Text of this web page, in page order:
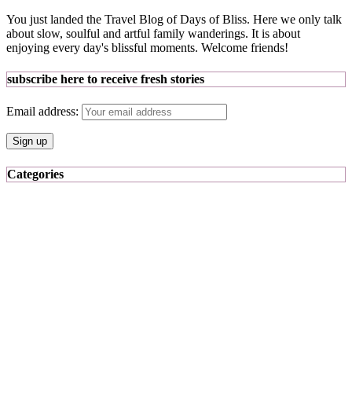
You just landed the Travel Blog of Days of Bliss. Here we only talk
about slow, soulful and artful family wanderings. It is about
enjoying every day's blissful moments. Welcome friends!
subscribe here to receive fresh stories
Email address:
Categories